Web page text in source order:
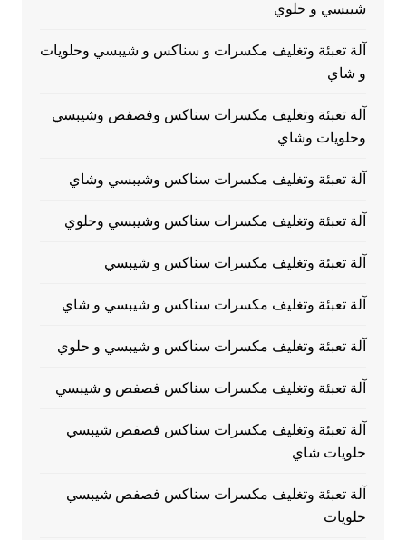
شيبسي و حلوي
آلة تعبئة وتغليف مكسرات و سناكس و شيبسي وحلويات
و شاي
آلة تعبئة وتغليف مكسرات سناكس وفصفص وشيبسي
وحلويات وشاي
آلة تعبئة وتغليف مكسرات سناكس وشيبسي وشاي
آلة تعبئة وتغليف مكسرات سناكس وشيبسي وحلوي
آلة تعبئة وتغليف مكسرات سناكس و شيبسي
آلة تعبئة وتغليف مكسرات سناكس و شيبسي و شاي
آلة تعبئة وتغليف مكسرات سناكس و شيبسي و حلوي
آلة تعبئة وتغليف مكسرات سناكس فصفص و شيبسي
آلة تعبئة وتغليف مكسرات سناكس فصفص شيبسي
حلويات شاي
آلة تعبئة وتغليف مكسرات سناكس فصفص شيبسي
حلويات